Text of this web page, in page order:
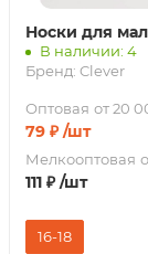
Носки для
В наличии: 4
Бренд: Clever
Оптовая от 20
79 ₽ /шт
Мелкооптовая
111 ₽ /шт
16-18